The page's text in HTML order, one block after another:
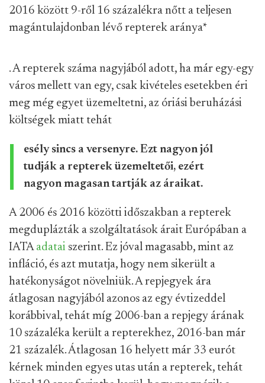
2016 között 9-ről 16 százalékra nőtt a teljesen
magántulajdonban lévő repterek aránya*
. A repterek száma nagyjából adott, ha már egy-egy
város mellett van egy, csak kivételes esetekben éri
meg még egyet üzemeltetni, az óriási beruházási
költségek miatt tehát
esély sincs a versenyre. Ezt nagyon jól
tudják a repterek üzemeltetői, ezért
nagyon magasan tartják az áraikat.
A 2006 és 2016 közötti időszakban a repterek
megduplázták a szolgáltatások árait Európában a
IATA adatai szerint. Ez jóval magasabb, mint az
infláció, és azt mutatja, hogy nem sikerült a
hatékonyságot növelniük. A repjegyek ára
átlagosan nagyjából azonos az egy évtizeddel
korábbival, tehát míg 2006-ban a repjegy árának
10 százaléka került a repterekhez, 2016-ban már
21 százalék. Átlagosan 16 helyett már 33 eurót
kérnek minden egyes utas után a repterek, tehát